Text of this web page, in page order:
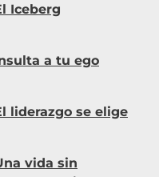
Iceberg
a tu ego
liderazgo se elige
vida sin